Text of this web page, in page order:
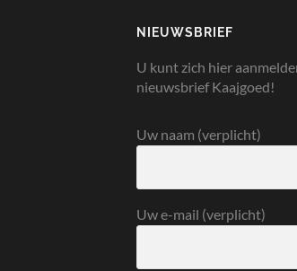
NIEUWSBRIEF
U kunt zich hier
nieuwsbrief Kaajgoed!
Uw naam (verplicht)
Uw e-mail (verplicht)